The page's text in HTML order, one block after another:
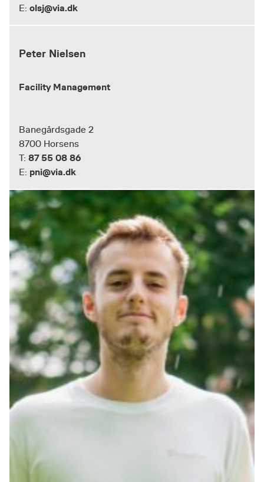
E: olsj@via.dk
Peter Nielsen
Facility Management
Banegårdsgade 2
8700 Horsens
T: 87 55 08 86
E: pni@via.dk